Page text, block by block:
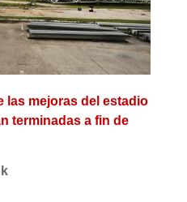
las mejoras del estadio
terminadas a fin de